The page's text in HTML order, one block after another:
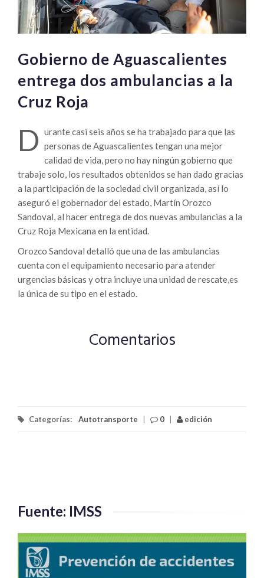
Gobierno de Aguascalientes
entrega dos ambulancias a la
Cruz Roja
D urante casi seis años se ha trabajado para que las
personas de Aguascalientes tengan una mejor
calidad de vida, pero no hay ningún gobierno que
trabaje solo, los resultados obtenidos se han dado gracias
a la participación de la sociedad civil organizada, así lo
aseguró el gobernador del estado, Martín Orozco
Sandoval, al hacer entrega de dos nuevas ambulancias a la
Cruz Roja Mexicana en la entidad.
Orozco Sandoval detalló que una de las ambulancias
cuenta con el equipamiento necesario para atender
urgencias básicas y otra incluye una unidad de rescate,es
la única de su tipo en el estado.
Comentarios
Categorías: Autotransporte 0 edición
Fuente: IMSS